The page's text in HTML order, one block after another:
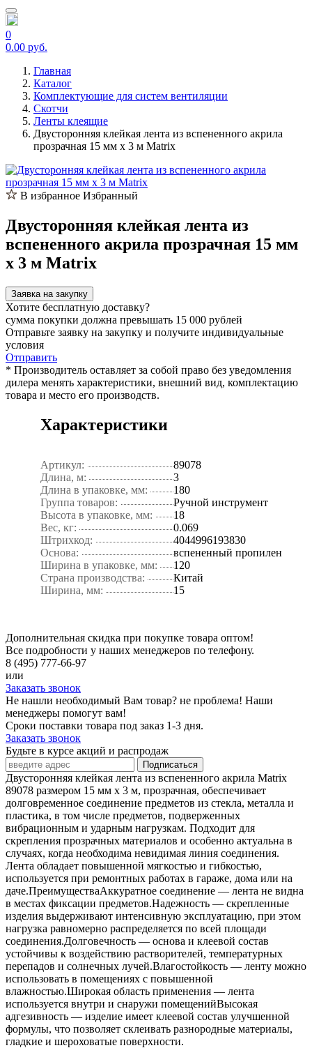
0
0.00 руб.
Главная
Каталог
Комплектующие для систем вентиляции
Скотчи
Ленты клеящие
Двусторонняя клейкая лента из вспененного акрила
прозрачная 15 мм x 3 м Matrix
В избранное Избранный
Двусторонняя клейкая лента из
вспененного акрила прозрачная 15 мм
x 3 м Matrix
Заявка на закупку
Хотите бесплатную доставку?
сумма покупки должна превышать 15 000 рублей
Отправьте заявку на закупку и получите индивидуальные
условия
Отправить
* Производитель оставляет за собой право без уведомления
дилера менять характеристики, внешний вид, комплектацию
товара и место его производств.
Характеристики
Артикул:
89078
Длина, м:
3
Длина в упаковке, мм:
180
Группа товаров:
Ручной инструмент
Высота в упаковке, мм:
18
Вес, кг:
0.069
Штрихкод:
4044996193830
Основа:
вспененный пропилен
Ширина в упаковке, мм:
120
Страна производства:
Китай
Ширина, мм:
15
Дополнительная скидка при покупке товара оптом!
Все подробности у наших менеджеров по телефону.
8 (495) 777-66-97
или
Заказать звонок
Не нашли необходимый Вам товар? не проблема! Наши
менеджеры помогут вам!
Сроки поставки товара под заказ 1-3 дня.
Заказать звонок
Будьте в курсе акций и распродаж
Подписаться
Двусторонняя клейкая лента из вспененного акрила Matrix
89078 размером 15 мм х 3 м, прозрачная, обеспечивает
долговременное соединение предметов из стекла, металла и
пластика, в том числе предметов, подверженных
вибрационным и ударным нагрузкам. Подходит для
скрепления прозрачных материалов и особенно актуальна в
случаях, когда необходима невидимая линия соединения.
Лента обладает повышенной мягкостью и гибкостью,
используется при ремонтных работах в гараже, дома или на
даче.ПреимуществаАккуратное соединение — лента не видна
в местах фиксации предметов.Надежность — скрепленные
изделия выдерживают интенсивную эксплуатацию, при этом
нагрузка равномерно распределяется по всей площади
соединения.Долговечность — основа и клеевой состав
устойчивы к воздействию растворителей, температурных
перепадов и солнечных лучей.Влагостойкость — ленту можно
использовать в помещениях с повышенной
влажностью.Широкая область применения — лента
используется внутри и снаружи помещенийВысокая
адгезивность — изделие имеет клеевой состав улучшенной
формулы, что позволяет склеивать разнородные материалы,
гладкие и шероховатые поверхности.